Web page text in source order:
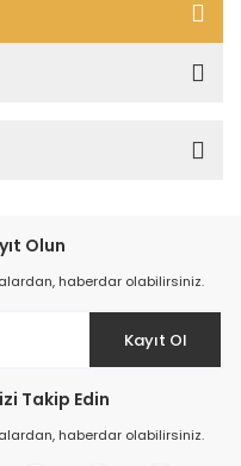
Olun
haberdar olabilirsiniz.
Kayıt Ol
Takip Edin
haberdar olabilirsiniz.